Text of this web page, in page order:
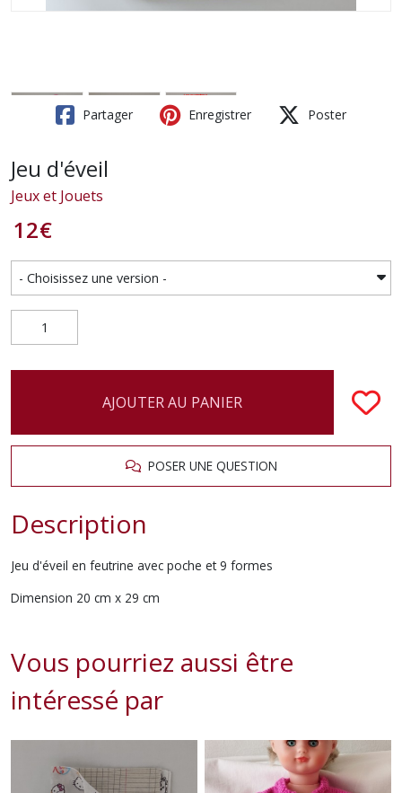
Partager Enregistrer Poster
Jeu d'éveil
Jeux et Jouets
12€
AJOUTER AU PANIER
POSER UNE QUESTION
Description
Jeu d'éveil en feutrine avec poche et 9 formes
Dimension 20 cm x 29 cm
Vous pourriez aussi être
intéressé par